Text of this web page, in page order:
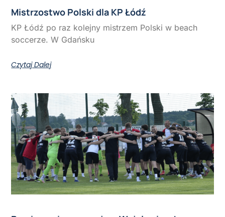
Mistrzostwo Polski dla KP Łódź
KP Łódź po raz kolejny mistrzem Polski w beach
soccerze. W Gdańsku
Czytaj Dalej